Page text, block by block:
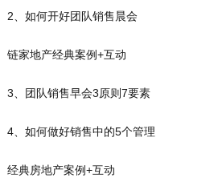
2、如何开好团队销售晨会
链家地产经典案例+互动
3、团队销售早会3原则7要素
4、如何做好销售中的5个管理
经典房地产案例+互动